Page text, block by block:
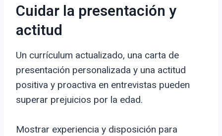
Cuidar la presentación y
actitud
Un currículum actualizado, una carta de
presentación personalizada y una actitud
positiva y proactiva en entrevistas pueden
superar prejuicios por la edad.
Mostrar experiencia y disposición para